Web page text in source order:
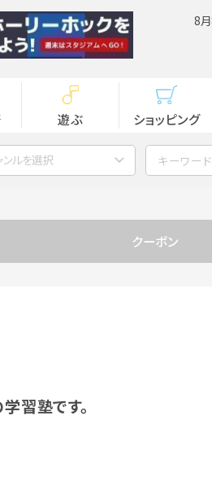
8
遊ぶ ショッピング
ンルを選択
クーポン
習塾です。